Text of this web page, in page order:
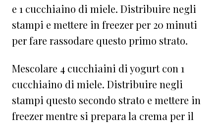
e 1 cucchiaino di miele. Distribuire negli
stampi e mettere in freezer per 20 minuti
per fare rassodare questo primo strato.
Mescolare 4 cucchiaini di yogurt con 1
cucchiaino di miele. Distribuire negli
stampi questo secondo strato e mettere in
freezer mentre si prepara la crema per il